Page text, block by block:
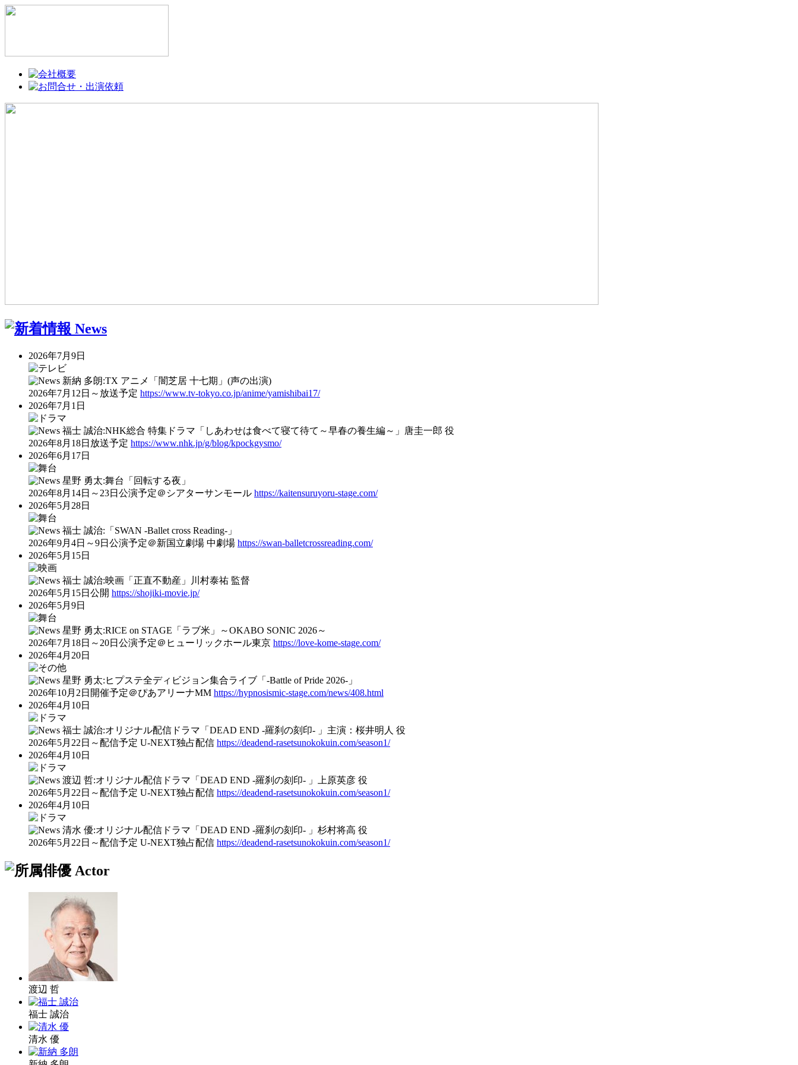
2026年7月9日
新納 多朗:TX アニメ「闇芝居 十七期」(声の出演)
2026年7月12日～放送予定 https://www.tv-tokyo.co.jp/anime/yamishibai17/
2026年7月1日
福士 誠治:NHK総合 特集ドラマ「しあわせは食べて寝て待て～早春の養生編～」唐圭一郎 役
2026年8月18日放送予定 https://www.nhk.jp/g/blog/kpockgysmo/
2026年6月17日
星野 勇太:舞台「回転する夜」
2026年8月14日～23日公演予定＠シアターサンモール https://kaitensuruyoru-stage.com/
2026年5月28日
福士 誠治:「SWAN ‐Ballet cross Reading-」
2026年9月4日～9日公演予定＠新国立劇場 中劇場 https://swan-balletcrossreading.com/
2026年5月15日
福士 誠治:映画「正直不動産」川村泰祐 監督
2026年5月15日公開 https://shojiki-movie.jp/
2026年5月9日
星野 勇太:RICE on STAGE「ラブ米」～OKABO SONIC 2026～
2026年7月18日～20日公演予定＠ヒューリックホール東京 https://love-kome-stage.com/
2026年4月20日
星野 勇太:ヒプステ全ディビジョン集合ライブ「‐Battle of Pride 2026-」
2026年10月2日開催予定＠ぴあアリーナMM https://hypnosismic-stage.com/news/408.html
2026年4月10日
福士 誠治:オリジナル配信ドラマ「DEAD END -羅刹の刻印‐ 」主演：桜井明人 役
2026年5月22日～配信予定 U-NEXT独占配信 https://deadend-rasetsunokokuin.com/season1/
2026年4月10日
渡辺 哲:オリジナル配信ドラマ「DEAD END -羅刹の刻印‐ 」上原英彦 役
2026年5月22日～配信予定 U-NEXT独占配信 https://deadend-rasetsunokokuin.com/season1/
2026年4月10日
清水 優:オリジナル配信ドラマ「DEAD END -羅刹の刻印‐ 」杉村将高 役
2026年5月22日～配信予定 U-NEXT独占配信 https://deadend-rasetsunokokuin.com/season1/
渡辺 哲
福士 誠治
清水 優